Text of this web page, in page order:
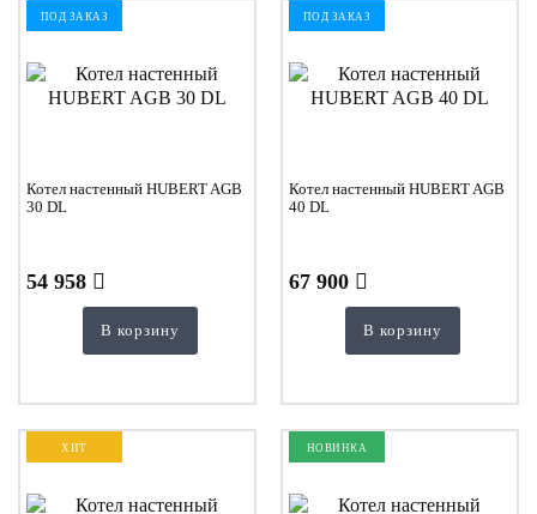
ПОД ЗАКАЗ
Котел настенный HUBERT AGB
30 DL
54 958
В корзину
ПОД ЗАКАЗ
Котел настенный HUBERT AGB
40 DL
67 900
В корзину
ХИТ НОВИНКА